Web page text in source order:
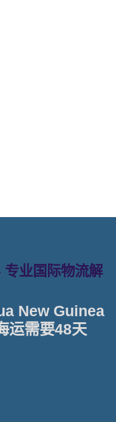
专业国际物流解
New Guinea
运需要48天